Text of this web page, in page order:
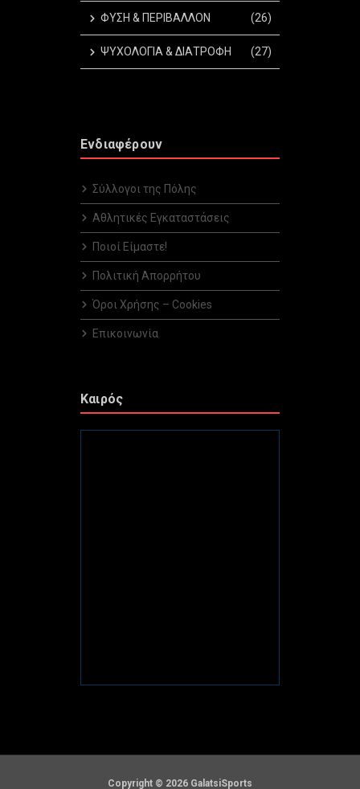
ΦΥΣΗ & ΠΕΡΙΒΑΛΛΟΝ (26)
ΨΥΧΟΛΟΓΙΑ & ΔΙΑΤΡΟΦΗ (27)
Ενδιαφέρουν
Σύλλογοι της Πόλης
Αθλητικές Εγκαταστάσεις
Ποιοί Είμαστε!
Πολιτική Απορρήτου
Όροι Χρήσης – Cookies
Επικοινωνία
Καιρός
Copyright © 2026 GalatsiSports